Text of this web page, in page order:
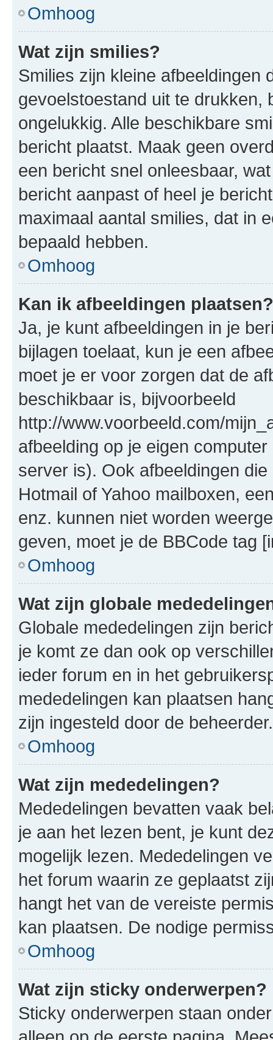
Omhoog
Wat zijn smilies?
Smilies zijn kleine afbeeldingen
gevoelstoestand uit te drukken,
ongelukkig. Alle beschikbare
bericht plaatst. Maak geen
een bericht snel onleesbaar,
bericht aanpast of heel je
maximaal aantal smilies, dat in
bepaald hebben.
Omhoog
Kan ik afbeeldingen plaatsen?
Ja, je kunt afbeeldingen in je
bijlagen toelaat, kun je een
moet je er voor zorgen dat de
beschikbaar is, bijvoorbeeld
http://www.voorbeeld.com/
afbeelding op je eigen
server is). Ook afbeeldingen
Hotmail of Yahoo mailboxen,
enz. kunnen niet worden
geven, moet je de BBCode tag
Omhoog
Wat zijn globale
Globale mededelingen zijn
je komt ze dan ook op
ieder forum en in het
mededelingen kan plaatsen
zijn ingesteld door de beheerder.
Omhoog
Wat zijn mededelingen?
Mededelingen bevatten vaak
je aan het lezen bent, je kunt
mogelijk lezen. Mededelingen
het forum waarin ze geplaatst
hangt het van de vereiste
kan plaatsen. De nodige
Omhoog
Wat zijn sticky onderwerpen?
Sticky onderwerpen staan